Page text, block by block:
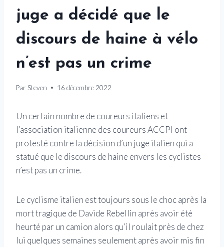
juge a décidé que le
discours de haine à vélo
n’est pas un crime
Par Steven 16 décembre 2022
Un certain nombre de coureurs italiens et
l’association italienne des coureurs ACCPI ont
protesté contre la décision d’un juge italien qui a
statué que le discours de haine envers les cyclistes
n’est pas un crime.
Le cyclisme italien est toujours sous le choc après la
mort tragique de Davide Rebellin après avoir été
heurté par un camion alors qu’il roulait près de chez
lui quelques semaines seulement après avoir mis fin